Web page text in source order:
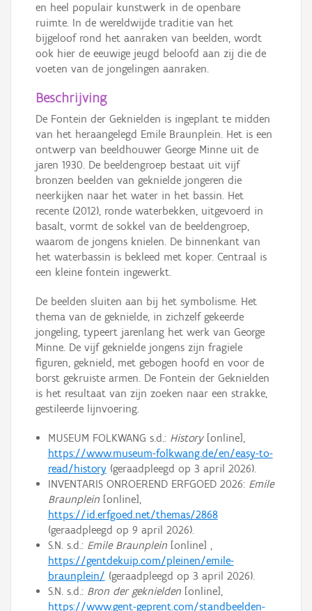
en heel populair kunstwerk in de openbare
ruimte. In de wereldwijde traditie van het
bijgeloof rond het aanraken van beelden, wordt
ook hier de eeuwige jeugd beloofd aan zij die de
voeten van de jongelingen aanraken.
Beschrijving
De Fontein der Geknielden is ingeplant te midden
van het heraangelegd Emile Braunplein. Het is een
ontwerp van beeldhouwer George Minne uit de
jaren 1930. De beeldengroep bestaat uit vijf
bronzen beelden van geknielde jongeren die
neerkijken naar het water in het bassin. Het
recente (2012), ronde waterbekken, uitgevoerd in
basalt, vormt de sokkel van de beeldengroep,
waarom de jongens knielen. De binnenkant van
het waterbassin is bekleed met koper. Centraal is
een kleine fontein ingewerkt.
De beelden sluiten aan bij het symbolisme. Het
thema van de geknielde, in zichzelf gekeerde
jongeling, typeert jarenlang het werk van George
Minne. De vijf geknielde jongens zijn fragiele
figuren, geknield, met gebogen hoofd en voor de
borst gekruiste armen. De Fontein der Geknielden
is het resultaat van zijn zoeken naar een strakke,
gestileerde lijnvoering.
MUSEUM FOLKWANG s.d.: History [online],
https://www.museum-folkwang.de/en/easy-to-
read/history(geraadpleegd op 3 april 2026).
INVENTARIS ONROEREND ERFGOED 2026: Emile
Braunplein[online],
https://id.erfgoed.net/themas/2868
(geraadpleegd op 9 april 2026).
S.N. s.d.: Emile Braunplein [online] ,
https://gentdekuip.com/pleinen/emile-
braunplein/ (geraadpleegd op 3 april 2026).
S.N. s.d.: Bron der geknielden[online],
https://www.gent-geprent.com/standbeelden-